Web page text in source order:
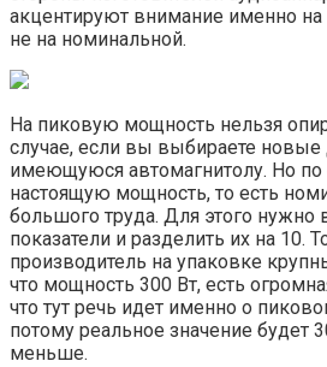
акцентируют внимание именно
не на номинальной.
На пиковую мощность нельзя
случае, если вы выбираете
имеющуюся автомагнитолу. Но по
настоящую мощность, то есть
большого труда. Для этого нужно
показатели и разделить их на 10.
производитель на упаковке
что мощность 300 Вт, есть
что тут речь идет именно о
потому реальное значение будет
меньше.